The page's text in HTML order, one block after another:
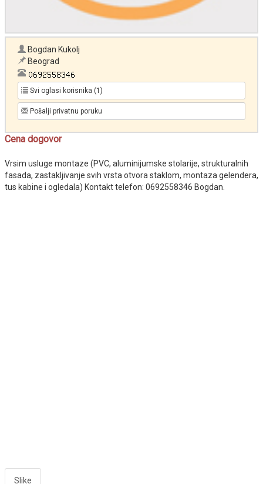
Bogdan Kukolj
Beograd
Svi oglasi korisnika (1)
Pošalji privatnu poruku
Cena dogovor
Vrsim usluge montaze (PVC, aluminijumske stolarije, strukturalnih
fasada, zastakljivanje svih vrsta otvora staklom, montaza gelendera,
tus kabine i ogledala) Kontakt telefon: 0692558346 Bogdan.
Slike